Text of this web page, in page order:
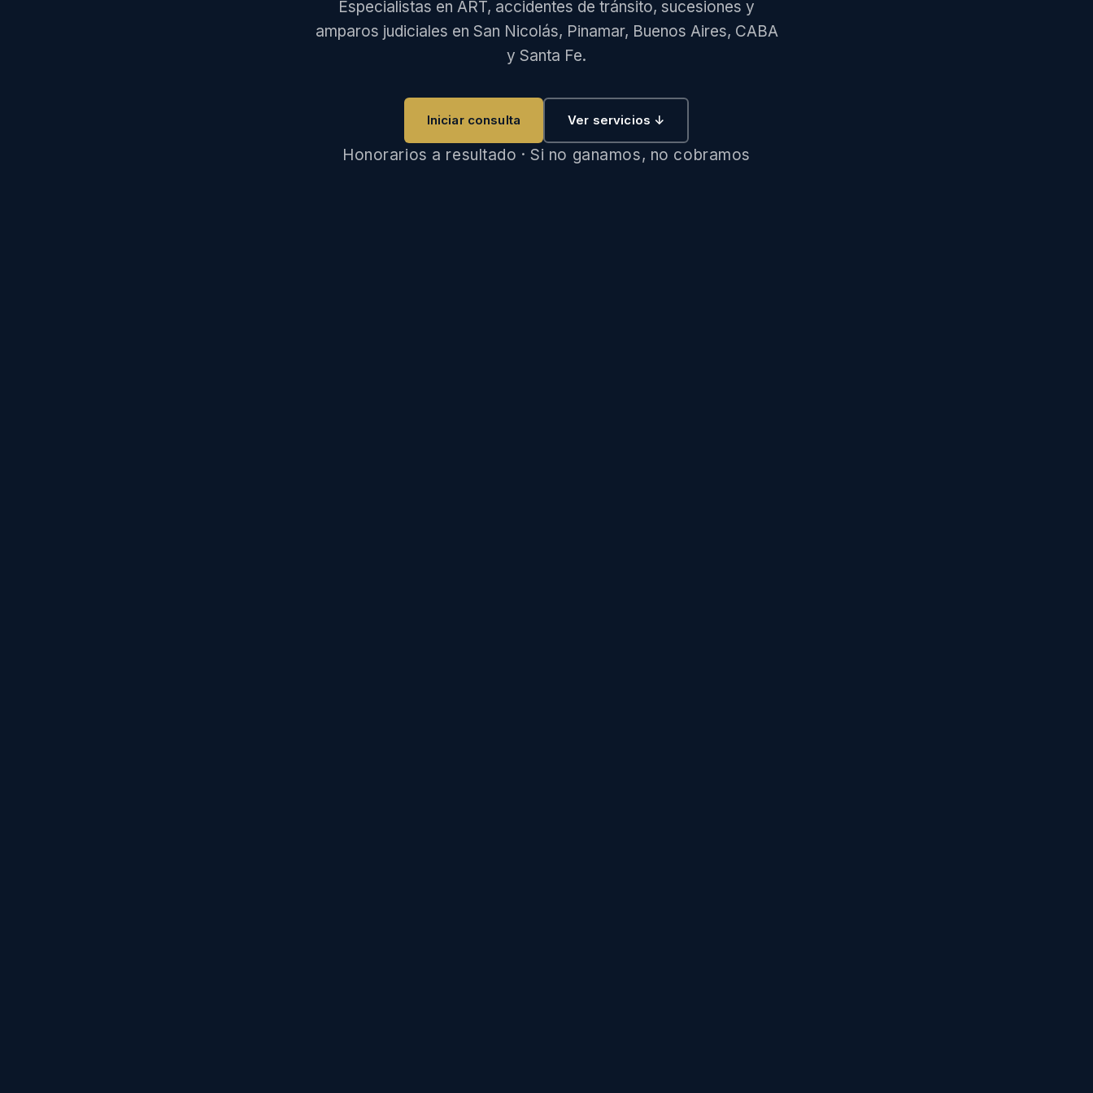
Especialistas en ART, accidentes de tránsito, sucesiones y
amparos judiciales en San Nicolás, Pinamar, Buenos Aires, CABA
y Santa Fe.
Iniciar consulta Ver servicios ↓
Honorarios a resultado · Si no ganamos, no cobramos